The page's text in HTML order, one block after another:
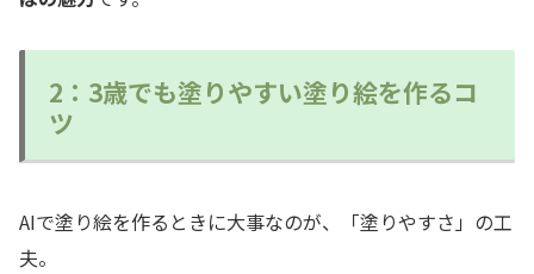
2：3歳でも塗りやすい塗り絵を作るコ
ツ
AIで塗り絵を作るときに大事なのが、「塗りやすさ」の工
夫。